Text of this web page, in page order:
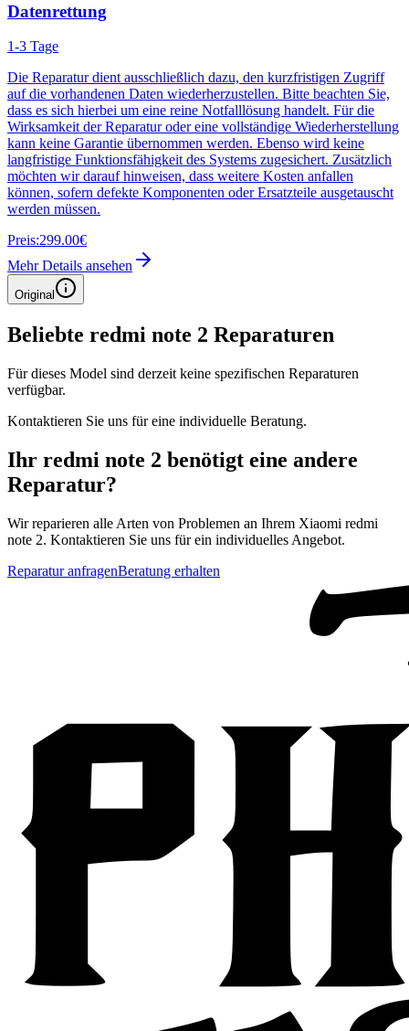
Datenrettung
1-3 Tage
Die Reparatur dient ausschließlich dazu, den kurzfristigen Zugriff
auf die vorhandenen Daten wiederherzustellen. Bitte beachten Sie,
dass es sich hierbei um eine reine Notfalllösung handelt. Für die
Wirksamkeit der Reparatur oder eine vollständige Wiederherstellung
kann keine Garantie übernommen werden. Ebenso wird keine
langfristige Funktionsfähigkeit des Systems zugesichert. Zusätzlich
möchten wir darauf hinweisen, dass weitere Kosten anfallen
können, sofern defekte Komponenten oder Ersatzteile ausgetauscht
werden müssen.
Preis:299.00€
Mehr Details ansehen
Original
Beliebte redmi note 2 Reparaturen
Für dieses Model sind derzeit keine spezifischen Reparaturen
verfügbar.
Kontaktieren Sie uns für eine individuelle Beratung.
Ihr redmi note 2 benötigt eine andere
Reparatur?
Wir reparieren alle Arten von Problemen an Ihrem Xiaomi redmi
note 2. Kontaktieren Sie uns für ein individuelles Angebot.
Reparatur anfragenBeratung erhalten